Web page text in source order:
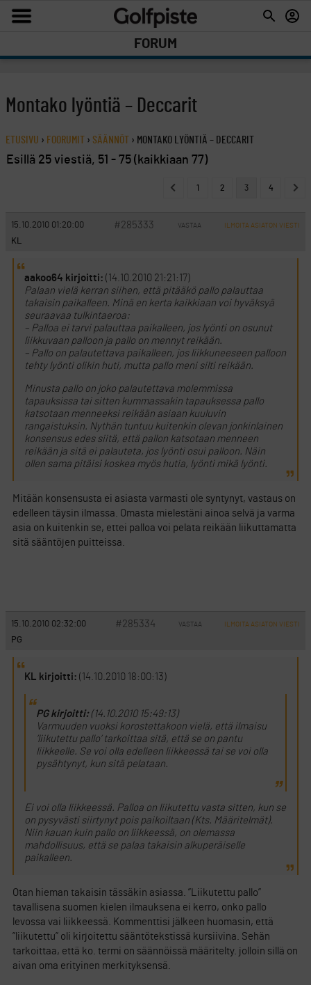
FORUM
Montako lyöntiä – Deccarit
ETUSIVU › FOORUMIT › SÄÄNNÖT › MONTAKO LYÖNTIÄ – DECCARIT
Esillä 25 viestiä, 51 - 75 (kaikkiaan 77)
1 2 3 4
15.10.2010 01:20:00 #285333 VASTAA ILMOITA ASIATON VIESTI
KL
aakoo64 kirjoitti: (14.10.2010 21:21:17)
Palaan vielä kerran siihen, että pitääkö pallo palauttaa
takaisin paikalleen. Minä en kerta kaikkiaan voi hyväksyä
seuraavaa tulkintaeroa:
– Palloa ei tarvi palauttaa paikalleen, jos lyönti on osunut
liikkuvaan palloon ja pallo on mennyt reikään.
– Pallo on palautettava paikalleen, jos liikkuneeseen palloon
tehty lyönti olikin huti, mutta pallo meni silti reikään.
Minusta pallo on joko palautettava molemmissa
tapauksissa tai sitten kummassakin tapauksessa pallo
katsotaan menneeksi reikään asiaan kuuluvin
rangaistuksin. Nythän tuntuu kuitenkin olevan jonkinlainen
konsensus edes siitä, että pallon katsotaan menneen
reikään ja sitä ei palauteta, jos lyönti osui palloon. Näin
ollen sama pitäisi koskea myös hutia, lyönti mikä lyönti.
Mitään konsensusta ei asiasta varmasti ole syntynyt, vastaus on
edelleen täysin ilmassa. Omasta mielestäni ainoa selvä ja varma
asia on kuitenkin se, ettei palloa voi pelata reikään liikuttamatta
sitä sääntöjen puitteissa.
15.10.2010 02:32:00 #285334 VASTAA ILMOITA ASIATON VIESTI
PG
KL kirjoitti: (14.10.2010 18:00:13)
PG kirjoitti:(14.10.2010 15:49:13)
Varmuuden vuoksi korostettakoon vielä, että ilmaisu
’liikutettu pallo’ tarkoittaa sitä, että se on pantu
liikkeelle. Se voi olla edelleen liikkeessä tai se voi olla
pysähtynyt, kun sitä pelataan.
Ei voi olla liikkeessä. Palloa on liikutettu vasta sitten, kun se
on pysyvästi siirtynyt pois paikoiltaan (Kts. Määritelmät).
Niin kauan kuin pallo on liikkeessä, on olemassa
mahdollisuus, että se palaa takaisin alkuperäiselle
paikalleen.
Otan hieman takaisin tässäkin asiassa. ”Liikutettu pallo”
tavallisena suomen kielen ilmauksena ei kerro, onko pallo
levossa vai liikkeessä. Kommenttisi jälkeen huomasin, että
”liikutettu” oli kirjoitettu sääntötekstissä kursiivina. Sehän
tarkoittaa, että ko. termi on säännöissä määritelty. jolloin sillä on
aivan oma erityinen merkityksensä.